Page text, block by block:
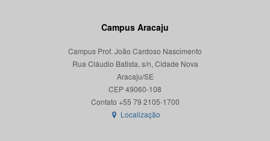
Campus Aracaju
Campus Prof. João Cardoso Nascimento
Rua Cláudio Batista, s/n, Cidade Nova
Aracaju/SE
CEP 49060-108
Localização